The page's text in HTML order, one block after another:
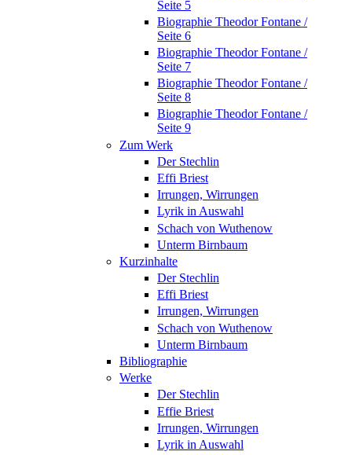
Seite 5
Biographie Theodor Fontane /
Seite 6
Biographie Theodor Fontane /
Seite 7
Biographie Theodor Fontane /
Seite 8
Biographie Theodor Fontane /
Seite 9
Zum Werk
Der Stechlin
Effi Briest
Irrungen, Wirrungen
Lyrik in Auswahl
Schach von Wuthenow
Unterm Birnbaum
Kurzinhalte
Der Stechlin
Effi Briest
Irrungen, Wirrungen
Schach von Wuthenow
Unterm Birnbaum
Bibliographie
Werke
Der Stechlin
Effie Briest
Irrungen, Wirrungen
Lyrik in Auswahl